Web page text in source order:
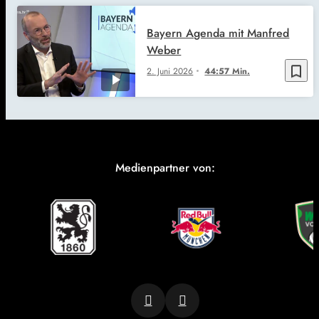
bookmark_border
2. Juni 2026 44:57 Min.
Bayern Agenda mit Manfred
Weber
Medienpartner von: